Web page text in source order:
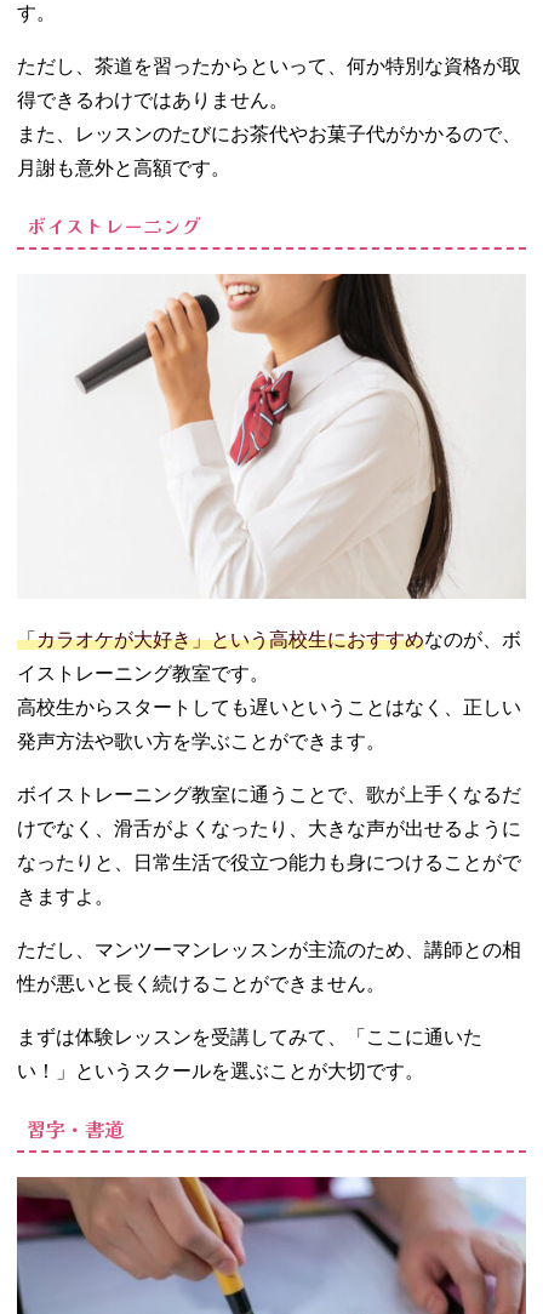
す。
ただし、茶道を習ったからといって、何か特別な資格が取
得できるわけではありません。
また、レッスンのたびにお茶代やお菓子代がかかるので、
月謝も意外と高額です。
ボイストレーニング
「カラオケが大好き」という高校生におすすめなのが、ボ
イストレーニング教室です。
高校生からスタートしても遅いということはなく、正しい
発声方法や歌い方を学ぶことができます。
ボイストレーニング教室に通うことで、歌が上手くなるだ
けでなく、滑舌がよくなったり、大きな声が出せるように
なったりと、日常生活で役立つ能力も身につけることがで
きますよ。
ただし、マンツーマンレッスンが主流のため、講師との相
性が悪いと長く続けることができません。
まずは体験レッスンを受講してみて、「ここに通いた
い！」というスクールを選ぶことが大切です。
習字・書道